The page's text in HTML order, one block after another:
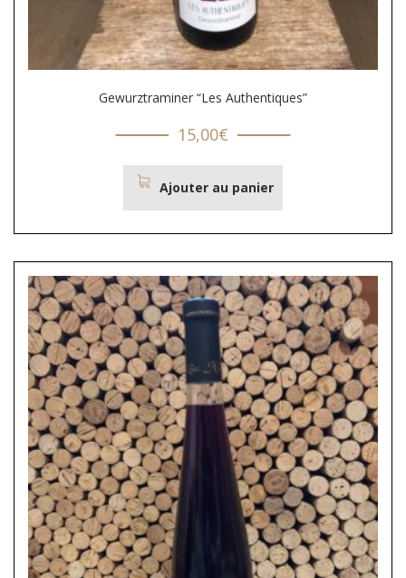
Gewurztraminer “Les Authentiques”
15,00€
Ajouter au panier